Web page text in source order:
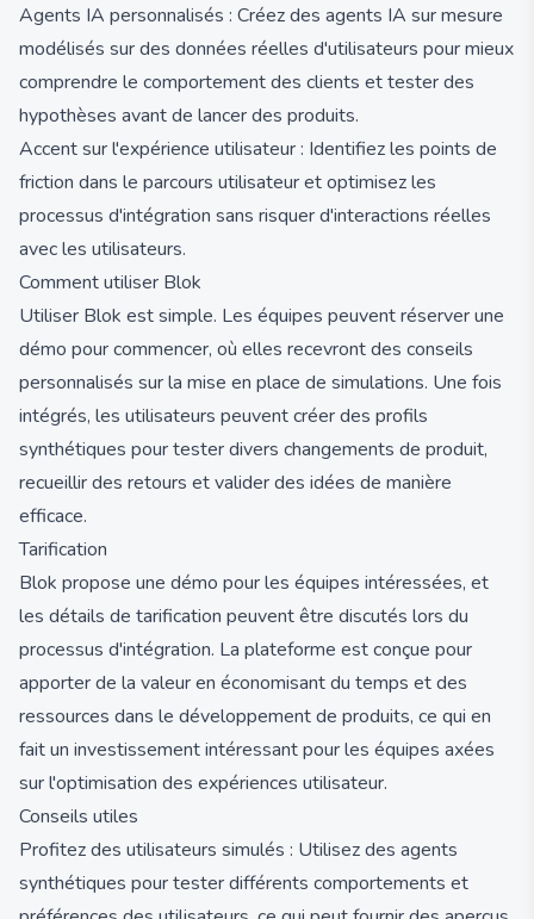
Agents IA personnalisés : Créez des agents IA sur mesure
modélisés sur des données réelles d'utilisateurs pour mieux
comprendre le comportement des clients et tester des
hypothèses avant de lancer des produits.
Accent sur l'expérience utilisateur : Identifiez les points de
friction dans le parcours utilisateur et optimisez les
processus d'intégration sans risquer d'interactions réelles
avec les utilisateurs.
Comment utiliser Blok
Utiliser Blok est simple. Les équipes peuvent réserver une
démo pour commencer, où elles recevront des conseils
personnalisés sur la mise en place de simulations. Une fois
intégrés, les utilisateurs peuvent créer des profils
synthétiques pour tester divers changements de produit,
recueillir des retours et valider des idées de manière
efficace.
Tarification
Blok propose une démo pour les équipes intéressées, et
les détails de tarification peuvent être discutés lors du
processus d'intégration. La plateforme est conçue pour
apporter de la valeur en économisant du temps et des
ressources dans le développement de produits, ce qui en
fait un investissement intéressant pour les équipes axées
sur l'optimisation des expériences utilisateur.
Conseils utiles
Profitez des utilisateurs simulés : Utilisez des agents
synthétiques pour tester différents comportements et